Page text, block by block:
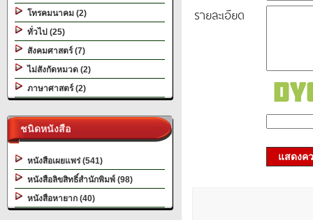
โทรคมนาคม (2)
ทั่วไป (25)
สังคมศาสตร์ (7)
ไม่สังกัดหมวด (2)
ภาษาศาสตร์ (2)
ชนิดหนังสือ
หนังสือเผยแพร่ (541)
หนังสือลิขสิทธิ์สำนักพิมพ์ (98)
หนังสือหายาก (40)
รายละเอียด
แสดงค